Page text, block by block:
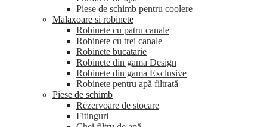
Piese de schimb pentru coolere
Malaxoare si robinete
Robinete cu patru canale
Robinete cu trei canale
Robinete bucatarie
Robinete din gama Design
Robinete din gama Exclusive
Robinete pentru apă filtrată
Piese de schimb
Rezervoare de stocare
Fitinguri